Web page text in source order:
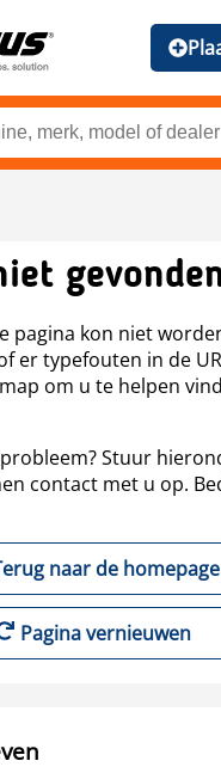
pagina kon niet
er typefouten in de
om u te helpen
Stuur
contact met u op.
naar de homepage
Pagina vernieuwen